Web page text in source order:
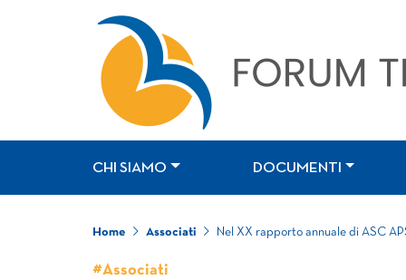
CHI SIAMO DOCUMENTI
Home Associati Nel XX rapporto annuale di ASC
#Associati